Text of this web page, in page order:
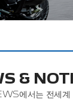
&
에서는 전세